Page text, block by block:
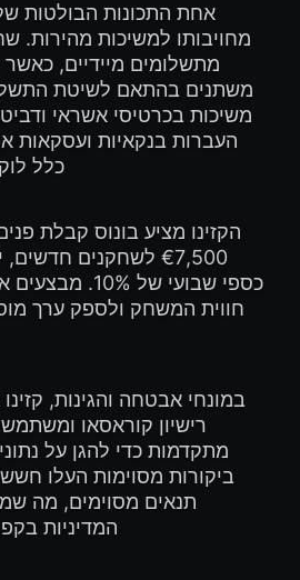
אחת התכונות הבולטות
מחויבותו למשיכות מהירות.
מתשלומים מיידיים, כאשר
משתנים בהתאם לשיטת
משיכות בכרטיסי אשראי
העברות בנקאיות ועסקאות
כלל
€7,500 לשחקנים
כספי שבועי של
חווית המשחק ולספק ערך
במונחי אבטחה והגינות,
רישיון קוראסאו
מתקדמות כדי להגן על
ביקורות מסוימות העלו
תנאים מסוימים, מה
המדיניות